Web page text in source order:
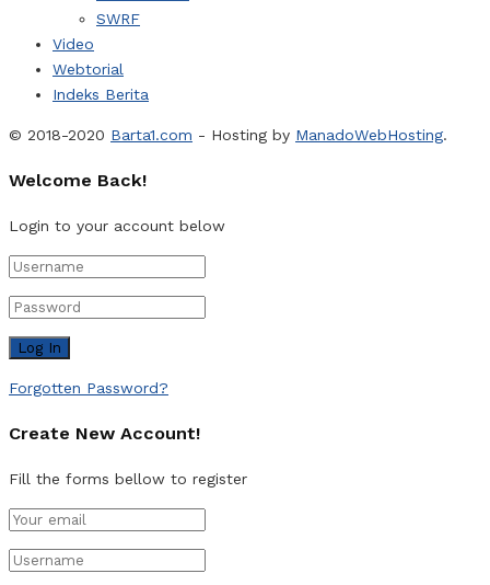
SWRF
Video
Webtorial
Indeks Berita
© 2018-2020 Barta1.com - Hosting by ManadoWebHosting.
Welcome Back!
Login to your account below
Forgotten Password?
Create New Account!
Fill the forms bellow to register